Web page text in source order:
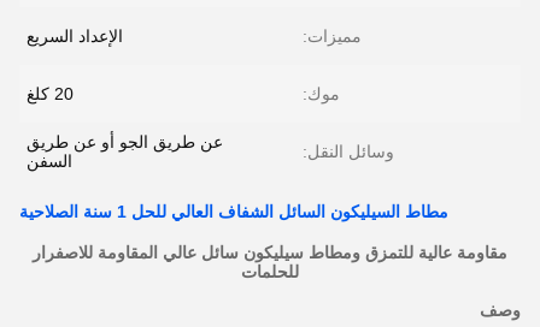
مميزات: الإعداد السريع
موك: 20 كلغ
وسائل النقل:
عن طريق الجو أو عن طريق
السفن
مطاط السيليكون السائل الشفاف العالي للحل 1 سنة الصلاحية
مقاومة عالية للتمزق ومطاط سيليكون سائل عالي المقاومة للاصفرار
للحلمات
وصف